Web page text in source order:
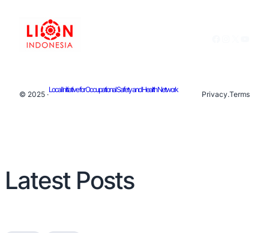
© 2025 ·
Local Initiative for Occupational Safety and Health Network
Privacy.Terms
Latest Posts